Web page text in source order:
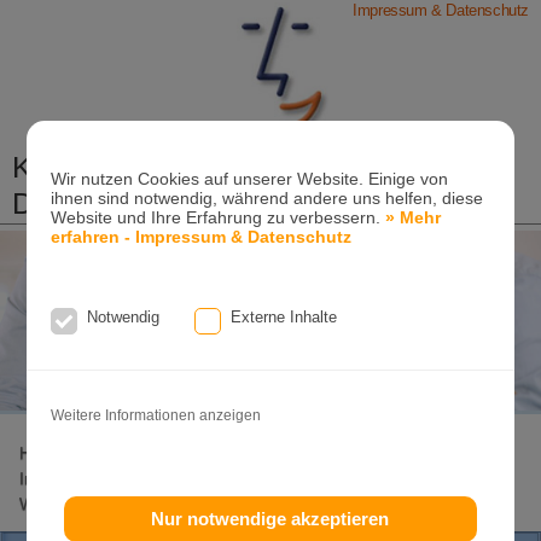
Wir nutzen Cookies auf unserer Website. Einige von
ihnen sind notwendig, während andere uns helfen, diese
Website und Ihre Erfahrung zu verbessern.» Mehr
erfahren - Impressum & Datenschutz
Notwendig Externe Inhalte
Weitere Informationen anzeigen
Nur notwendige akzeptieren
Impressum & Datenschutz
Kieferorthopädische Praxis
Dr. Konik & Kollegen
Zahn- und Kieferregulierungen für Kinder und
Ganzheitliche-Kieferorthopädie
Erwachsenen-Kieferorthopädie
Home
Invisalign-Teen
Weitere Seiten